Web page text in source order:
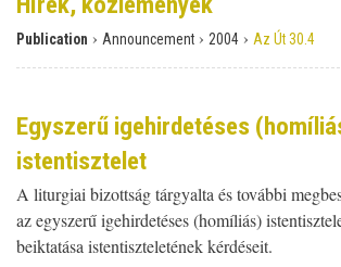
Publication › Announcement › 2004 › Az Út 30.4
Egyszerű igehirdetéses
istentisztelet
A liturgiai bizottság tárgyalta és további
az egyszerű igehirdetéses (homíliás)
beiktatása istentiszteletének kérdéseit.